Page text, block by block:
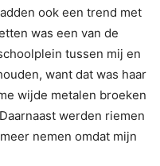
ook een trend met
was een van de
tussen mij en
want dat was haar
wijde metalen broeken
werden riemen
nemen omdat mijn